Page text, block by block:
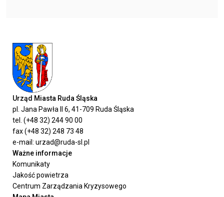
Urząd Miasta Ruda Śląska
pl. Jana Pawła II 6, 41-709 Ruda Śląska
tel. (+48 32) 244 90 00
fax (+48 32) 248 73 48
e-mail: urzad@ruda-sl.pl
Ważne informacje
Komunikaty
Jakość powietrza
Centrum Zarządzania Kryzysowego